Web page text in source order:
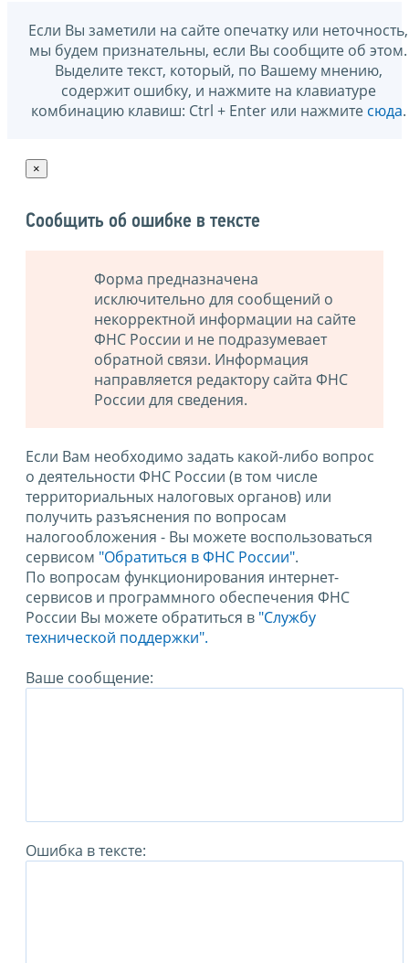
Если Вы заметили на сайте опечатку или неточность,
мы будем признательны, если Вы сообщите об этом.
Выделите текст, который, по Вашему мнению,
содержит ошибку, и нажмите на клавиатуре
комбинацию клавиш: Ctrl + Enter или нажмите сюда.
×
Сообщить об ошибке в тексте
Форма предназначена
исключительно для сообщений о
некорректной информации на сайте
ФНС России и не подразумевает
обратной связи. Информация
направляется редактору сайта ФНС
России для сведения.
Если Вам необходимо задать какой-либо вопрос
о деятельности ФНС России (в том числе
территориальных налоговых органов) или
получить разъяснения по вопросам
налогообложения - Вы можете воспользоваться
сервисом "Обратиться в ФНС России".
По вопросам функционирования интернет-
сервисов и программного обеспечения ФНС
России Вы можете обратиться в "Службу
технической поддержки".
Ваше сообщение:
Ошибка в тексте: